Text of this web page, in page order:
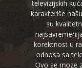
televizijskih
karakteriše
su
korektnost u
odnosa sa
Ovo se moze